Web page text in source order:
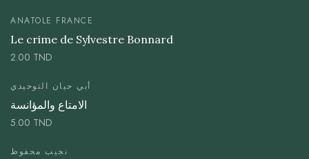
ANATOLE FRANCE
Le crime de Sylvestre Bonnard
2.00 TND
أبي حيان التوحيدي
الامتاع والمؤانسة
5.00 TND
نجيب محفوظ